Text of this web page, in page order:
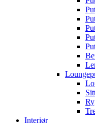
Interiør